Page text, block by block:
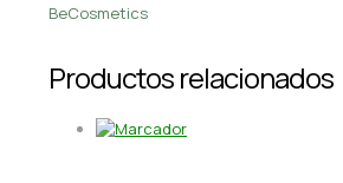
BeCosmetics
Productos relacionados